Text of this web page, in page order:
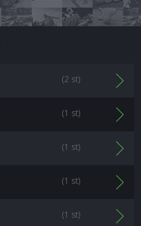
(2 st)
(1 st)
(1 st)
(1 st)
(1 st)